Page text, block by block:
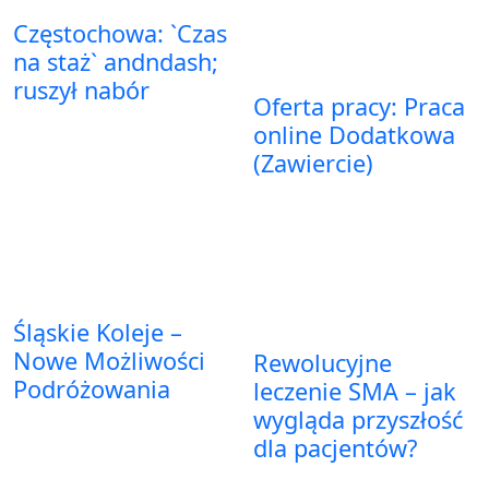
Częstochowa: `Czas
na staż` andndash;
ruszył nabór
Oferta pracy: Praca
online Dodatkowa
(Zawiercie)
Śląskie Koleje –
Nowe Możliwości
Podróżowania
Rewolucyjne
leczenie SMA – jak
wygląda przyszłość
dla pacjentów?